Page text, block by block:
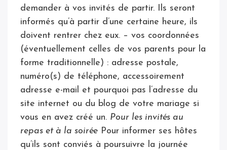
demander à vos invités de partir. Ils seront
informés qu’à partir d’une certaine heure, ils
doivent rentrer chez eux. – vos coordonnées
(éventuellement celles de vos parents pour la
forme traditionnelle) : adresse postale,
numéro(s) de téléphone, accessoirement
adresse e-mail et pourquoi pas l’adresse du
site internet ou du blog de votre mariage si
vous en avez créé un. Pour les invités au
repas et à la soirée Pour informer ses hôtes
qu’ils sont conviés à poursuivre la journée